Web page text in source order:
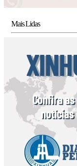
Mais Lidas